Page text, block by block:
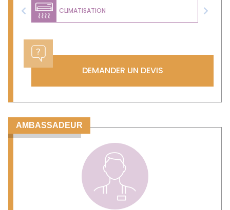
CLIMATISATION
Previous Next
DEMANDER UN DEVIS
AMBASSADEUR